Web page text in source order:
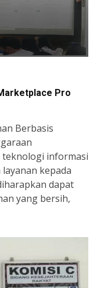
Pro
Berbasis
informasi
kepada
dapat
yang bersih,